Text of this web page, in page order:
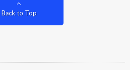
Back to Top